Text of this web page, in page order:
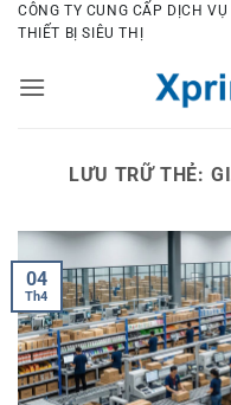
Bỏ
qua
dung
CÔNG TY CUNG CẤP DỊCH
THIẾT BỊ SIÊU THỊ
LƯU TRỮ THẺ:
04
Th4